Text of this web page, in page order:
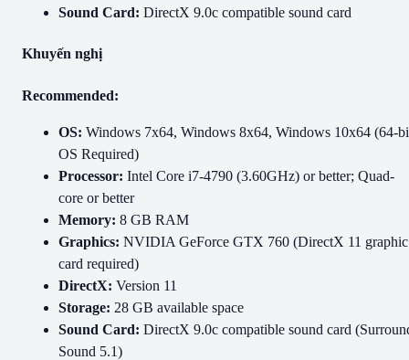
Sound Card: DirectX 9.0c compatible sound card
Khuyến nghị
Recommended:
OS: Windows 7x64, Windows 8x64, Windows 10x64 (64-
OS Required)
Processor: Intel Core i7-4790 (3.60GHz) or better; Quad-
core or better
Memory: 8 GB RAM
Graphics: NVIDIA GeForce GTX 760 (DirectX 11 graphic
card required)
DirectX: Version 11
Storage: 28 GB available space
Sound Card: DirectX 9.0c compatible sound card
Sound 5.1)